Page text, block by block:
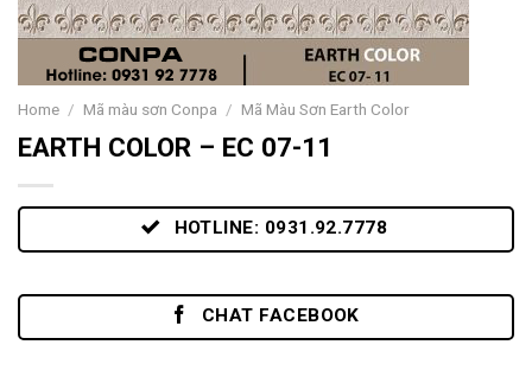
Home / Mã màu sơn Conpa / Mã Màu Sơn Earth Color
EARTH COLOR – EC 07-11
HOTLINE: 0931.92.7778
CHAT FACEBOOK